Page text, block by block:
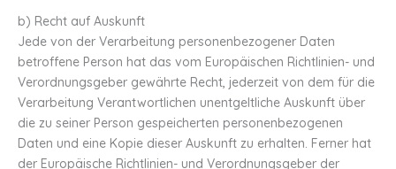
b) Recht auf Auskunft
Jede von der Verarbeitung personenbezogener Daten
betroffene Person hat das vom Europäischen Richtlinien- und
Verordnungsgeber gewährte Recht, jederzeit von dem für die
Verarbeitung Verantwortlichen unentgeltliche Auskunft über
die zu seiner Person gespeicherten personenbezogenen
Daten und eine Kopie dieser Auskunft zu erhalten. Ferner hat
der Europäische Richtlinien- und Verordnungsgeber der